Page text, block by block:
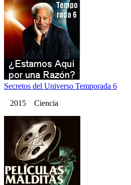
Secretos del Universo Temporada 6
2015 Ciencia